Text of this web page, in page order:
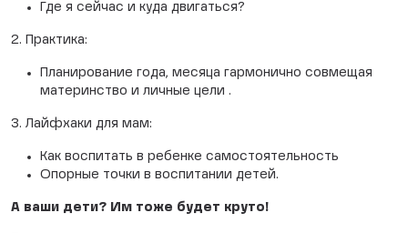
Где я сейчас и куда двигаться?
2. Практика:
Планирование года, месяца гармонично совмещая
материнство и личные цели .
3. Лайфхаки для мам:
Как воспитать в ребенке самостоятельность
Опорные точки в воспитании детей.
А ваши дети? Им тоже будет круто!